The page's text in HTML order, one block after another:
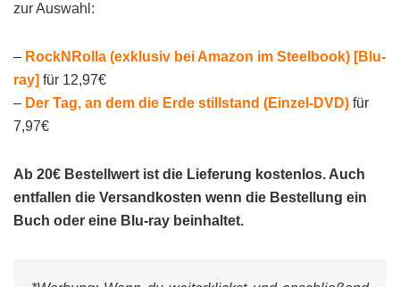
zur Auswahl:
– RockNRolla (exklusiv bei Amazon im Steelbook) [Blu-
ray] für 12,97€
– Der Tag, an dem die Erde stillstand (Einzel-DVD) für
7,97€
Ab 20€ Bestellwert ist die Lieferung kostenlos. Auch
entfallen die Versandkosten wenn die Bestellung ein
Buch oder eine Blu-ray beinhaltet.